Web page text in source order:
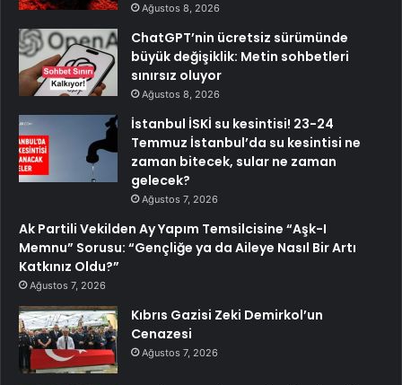
Ağustos 8, 2026
ChatGPT’nin ücretsiz sürümünde
büyük değişiklik: Metin sohbetleri
sınırsız oluyor
Ağustos 8, 2026
İstanbul İSKİ su kesintisi! 23-24
Temmuz İstanbul’da su kesintisi ne
zaman bitecek, sular ne zaman
gelecek?
Ağustos 7, 2026
Ak Partili Vekilden Ay Yapım Temsilcisine “Aşk-I
Memnu” Sorusu: “Gençliğe ya da Aileye Nasıl Bir Artı
Katkınız Oldu?”
Ağustos 7, 2026
Kıbrıs Gazisi Zeki Demirkol’un
Cenazesi
Ağustos 7, 2026